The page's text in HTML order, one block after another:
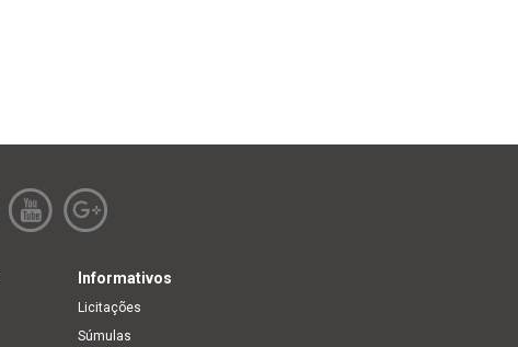
Informativos
Licitações
Súmulas